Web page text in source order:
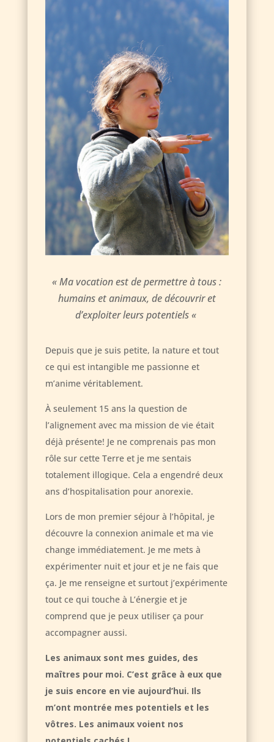
« Ma vocation est de permettre à tous :
humains et animaux, de découvrir et
d’exploiter leurs potentiels «
Depuis que je suis petite, la nature et tout
ce qui est intangible me passionne et
m’anime véritablement.
À seulement 15 ans la question de
l’alignement avec ma mission de vie était
déjà présente! Je ne comprenais pas mon
rôle sur cette Terre et je me sentais
totalement illogique. Cela a engendré deux
ans d’hospitalisation pour anorexie.
Lors de mon premier séjour à l’hôpital, je
découvre la connexion animale et ma vie
change immédiatement. Je me mets à
expérimenter nuit et jour et je ne fais que
ça. Je me renseigne et surtout j’expérimente
tout ce qui touche à L’énergie et je
comprend que je peux utiliser ça pour
accompagner aussi.
Les animaux sont mes guides, des
maîtres pour moi. C’est grâce à eux que
je suis encore en vie aujourd’hui. Ils
m’ont montrée mes potentiels et les
vôtres. Les animaux voient nos